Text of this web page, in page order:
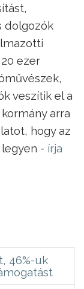
dolgozók
ezer
veszítik el a
arra
hogy az
- írja
46%-uk